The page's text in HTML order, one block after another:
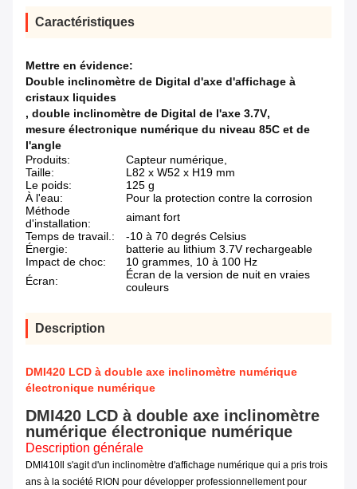
Caractéristiques
Mettre en évidence:
Double inclinomètre de Digital d'axe d'affichage à
cristaux liquides
, double inclinomètre de Digital de l'axe 3.7V,
mesure électronique numérique du niveau 85C et de
l'angle
Produits:
Capteur numérique,
Taille:
L82 x W52 x H19 mm
Le poids:
125 g
À l'eau:
Pour la protection contre la corrosion
Méthode
d'installation:
aimant fort
Temps de travail.:
-10 à 70 degrés Celsius
Énergie:
batterie au lithium 3.7V rechargeable
Impact de choc:
10 grammes, 10 à 100 Hz
Écran:
Écran de la version de nuit en vraies
couleurs
Description
DMI420 LCD à double axe inclinomètre numérique
électronique numérique
DMI420 LCD à double axe inclinomètre
numérique électronique numérique
Description générale
DMI 410 Il s'agit d'un inclinomètre d'affichage numérique qui a pris trois
ans à la société RION pour développer professionnellement pour